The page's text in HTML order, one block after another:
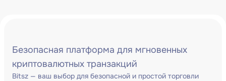
Безопасная платформа для мгновенных
криптовалютных транзакций
Bitsz — ваш выбор для безопасной и простой торговли